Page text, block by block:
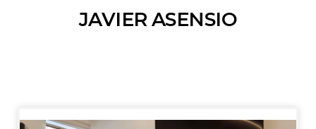
JAVIER ASENSIO